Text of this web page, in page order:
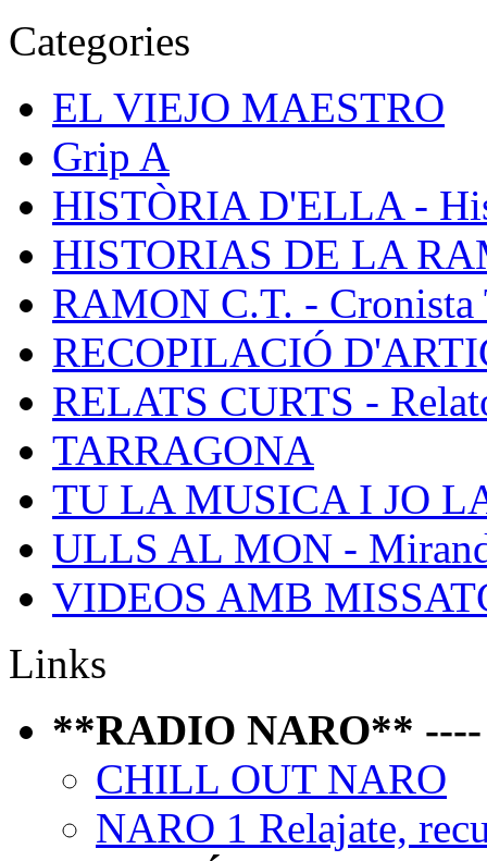
Categories
EL VIEJO MAESTRO
Grip A
HISTÒRIA D'ELLA -
HISTORIAS DE LA
RAMON C.T. - Cronista
RECOPILACIÓ
RELATS CURTS -
TARRAGONA
TU LA MUSICA I JO
ULLS AL MON -
VIDEOS AMB
Links
**RADIO NARO** ----
CHILL OUT NARO
NARO 1 Relajate,